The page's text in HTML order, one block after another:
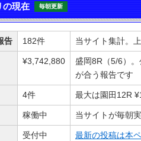
の現在 毎朝更新
告 182件 当サイト集計。
¥3,742,880
盛岡8R（5/6）
が合う報告です
4件 最大は園田12R
稼働中 当サイトが毎朝
受付中 最新の投稿は本